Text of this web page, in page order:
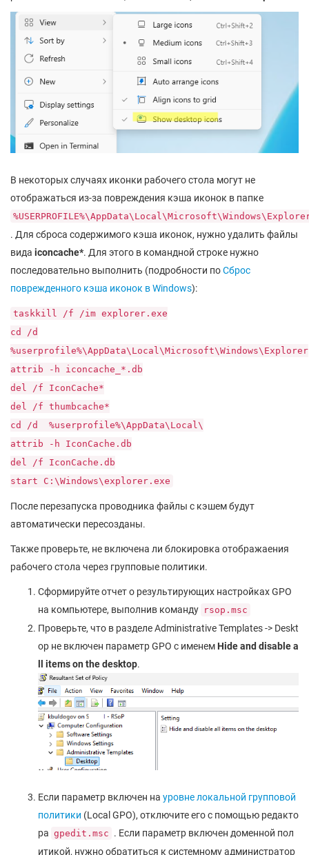
В некоторых случаях иконки рабочего стола могут не
отображаться из-за повреждения кэша иконок в папке
. Для сброса содержимого кэша иконок, нужно удалить файлы
вида iconcache*. Для этого в командной строке нужно
последовательно выполнить (подробности поСброс
поврежденного кэша иконок в Windows):
taskkill /f /im explorer.exe
cd /d
%userprofile%\AppData\Local\Microsoft\Windows\Explorer
attrib -h iconcache_*.db
del /f IconCache*
del /f thumbcache*
cd /d %userprofile%\AppData\Local\
attrib -h IconCache.db
del /f IconCache.db
start C:\Windows\explorer.exe
После перезапуска проводника файлы с кэшем будут
автоматически пересозданы.
Также проверьте, не включена ли блокировка отображаения
рабочего стола через групповые политики.
Сформируйте отчет о результирующих настройках GPO
на компьютере, выполнив команду rsop.msc
Проверьте, что в разделе Administrative Templates -> Deskt
op не включен параметр GPO с именем Hide and disable a
ll items on the desktop.
Если параметр включен на уровне локальной групповой
политики (Local GPO), отключите его с помощью редакто
ра gpedit.msc . Если параметр включен доменной пол
итикой, нужно обратиться к системному администратор